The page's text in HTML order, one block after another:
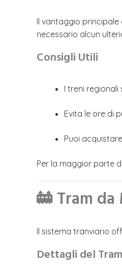
Il vantaggio principale
necessario alcun
Consigli Utili
I treni
Evita le ore di
Puoi
Per la maggior parte
🚋 Tram
Il sistema tranviario
Dettagli del Tram